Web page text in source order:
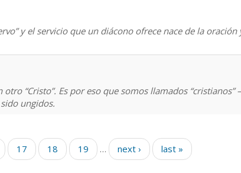
y el servicio que un diácono ofrece nace de la oración
“Cristo”. Es por eso que somos llamados “cristianos”
ungidos.
17 18 19 … next › last »